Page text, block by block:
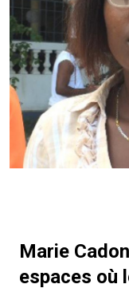
Marie
espaces où